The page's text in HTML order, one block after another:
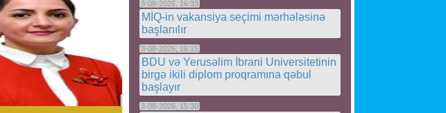
3-08-2026, 16:33
MİQ-in vakansiya seçimi mərhələsinə
başlanılır
3-08-2026, 16:15
BDU və Yerusəlim İbrani Universitetinin
birgə ikili diplom proqramına qəbul
başlayır
3-08-2026, 15:30